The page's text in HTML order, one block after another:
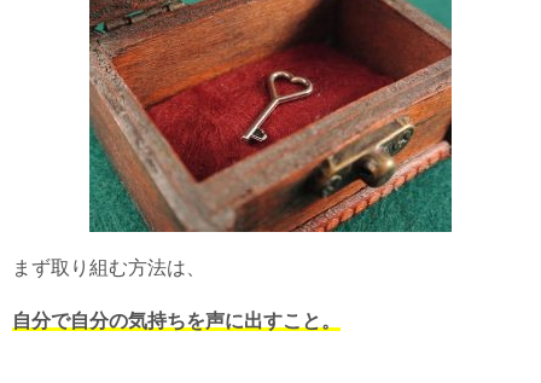
まず取り組む方法は、
自分で自分の気持ちを声に出すこと。